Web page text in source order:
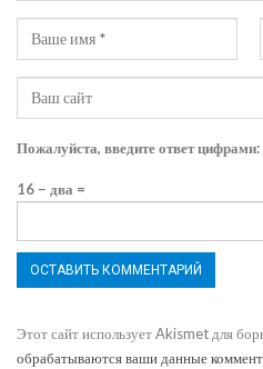
Пожалуйста, введите ответ цифрами:
16 − два =
Этот сайт использует Akismet для
обрабатываются ваши данные